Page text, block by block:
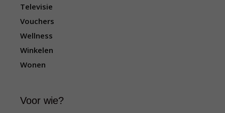
Televisie
Vouchers
Wellness
Winkelen
Wonen
Voor wie?